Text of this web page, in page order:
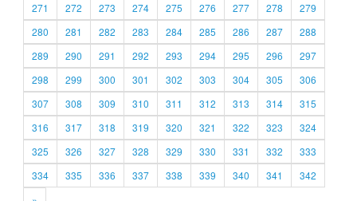
271
272 273 274 275 276 277 278
279
280
281 282 283 284 285 286 287
288
289
290 291 292 293 294 295 296
297
298
299 300 301 302 303 304 305
306
307
308 309 310 311 312 313 314
315
316
317 318 319 320 321 322 323
324
325
326 327 328 329 330 331 332
333
334
335 336 337 338 339 340 341
342